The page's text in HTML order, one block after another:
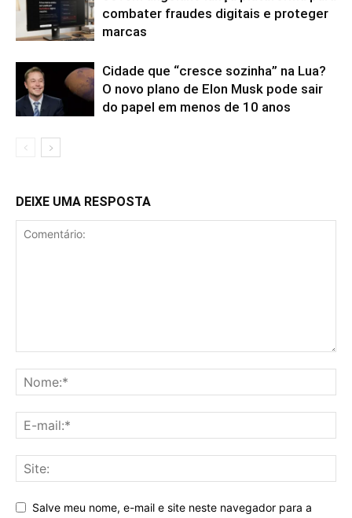
combater fraudes digitais e proteger
marcas
Cidade que “cresce sozinha” na Lua?
O novo plano de Elon Musk pode sair
do papel em menos de 10 anos
DEIXE UMA RESPOSTA
Salve meu nome, e-mail e site neste navegador para a